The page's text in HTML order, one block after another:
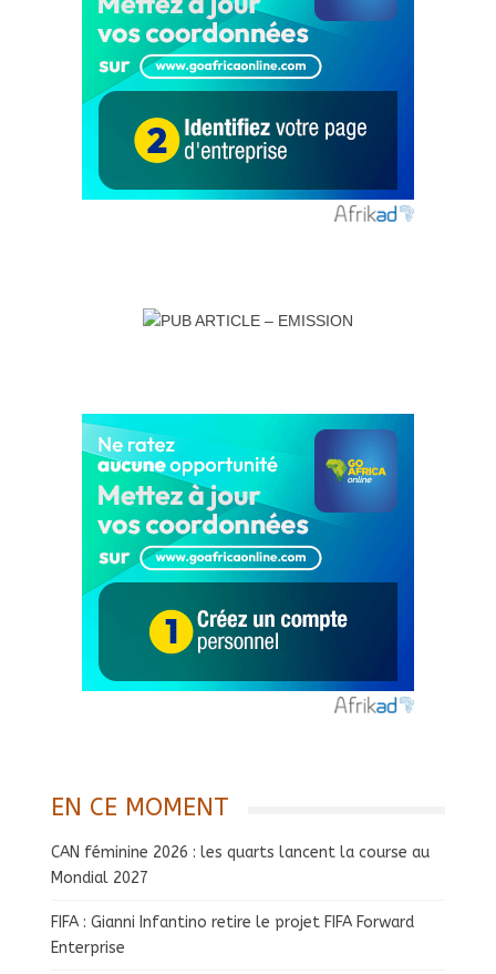
EN CE MOMENT
CAN féminine 2026 : les quarts lancent la course au
Mondial 2027
FIFA : Gianni Infantino retire le projet FIFA Forward
Enterprise